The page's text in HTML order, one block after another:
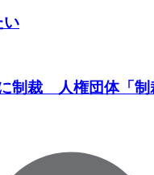
い
制裁 人権団体「制